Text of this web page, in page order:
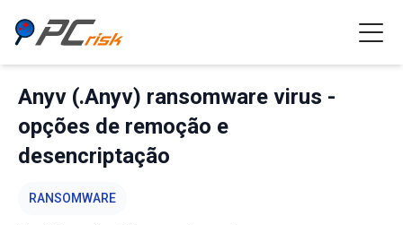
Anyv (.Anyv) ransomware virus -
opções de remoção e
desencriptação
RANSOMWARE